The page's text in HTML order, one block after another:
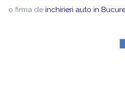
o firma de inchirieri auto in